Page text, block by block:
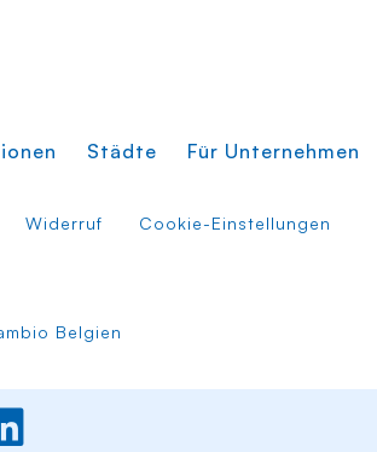
Städte Für Unternehmen
Widerruf Cookie-Einstellungen
Belgien